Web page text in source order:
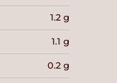
1.2 g
1.1 g
0.2 g